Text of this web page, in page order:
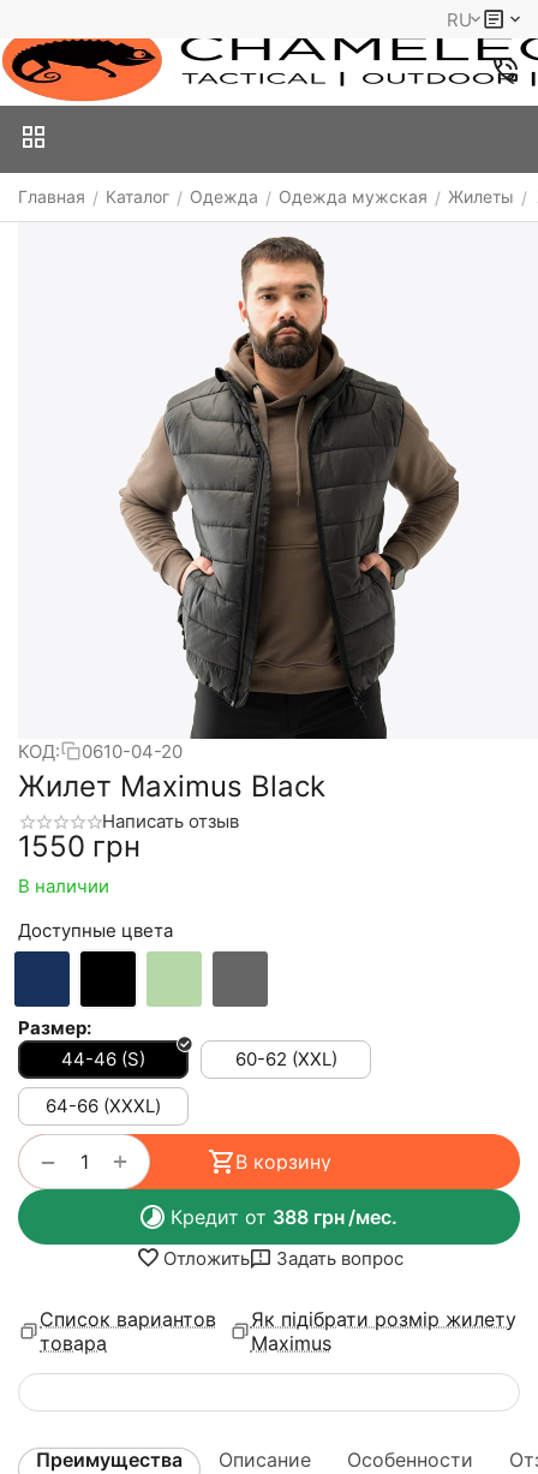
RU
Главная / Каталог / Одежда / Одежда мужская / Жилеты /
КОД: 0610-04-20
Жилет Maximus Black
Написать отзыв
‍1550‍ грн
В наличии
Доступные цвета
Размер:
44-46 (S)
60-62 (XXL)
64-66 (ХХХL)
+
− В корзину
Кредит от 388 грн/мес.
Отложить Задать вопрос
Список вариантов
товара
Як підібрати розмір жилету
Maximus
Преимущества Описание Особенности